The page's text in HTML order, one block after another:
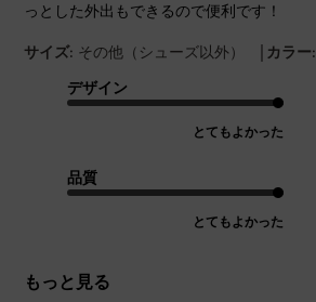
っとした外出もできるので便利です！
サイズ: その他（シューズ以外） | カラー:
デザイン
とてもよかった
品質
とてもよかった
もっと見る